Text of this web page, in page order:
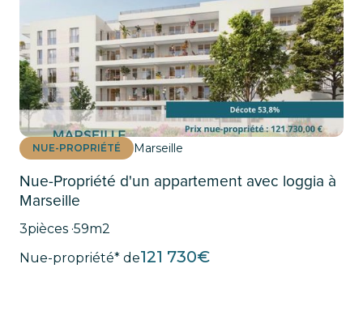
NUE-PROPRIÉTÉ Marseille
Nue-Propriété d'un appartement avec loggia à
Marseille
3pièces ·59m2
Nue-propriété* de121 730€